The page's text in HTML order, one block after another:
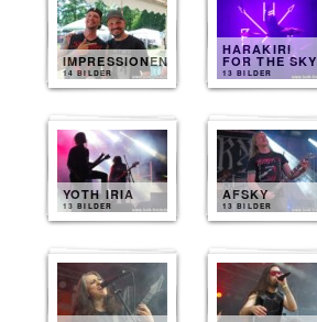
IMPRESSIONEN
14 BILDER
HARAKIRI
FOR THE SKY
13 BILDER
YOTH IRIA
13 BILDER
AFSKY
13 BILDER